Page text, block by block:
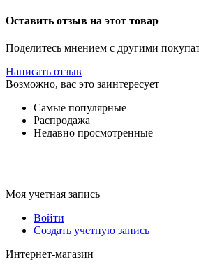
Оставить отзыв на этот товар
Поделитесь мнением с другими
Написать отзыв
Возможно, вас это заинтересует
Самые популярные
Распродажа
Недавно просмотренные
Моя учетная запись
Войти
Создать учетную запись
Интернет-магазин